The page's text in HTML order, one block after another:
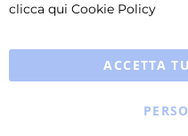
clicca qui Cookie Policy
ACCETTA